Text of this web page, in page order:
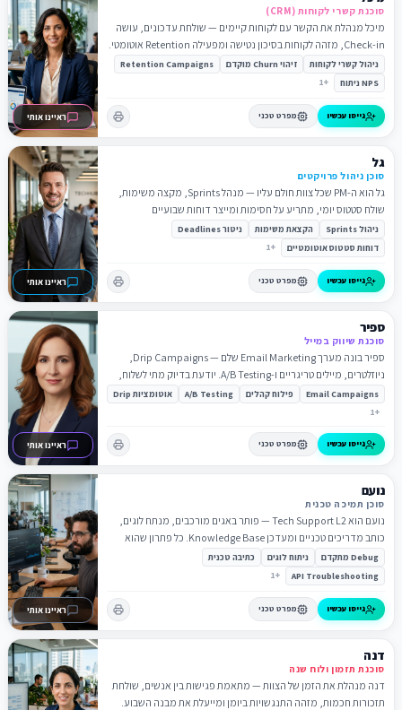
ראיינו אותי
סוכנת קשרי לקוחות (CRM)
מיכל מנהלת את הקשר עם לקוחות קיימים — שולחת עדכונים, עושה
Check-in, מזהה לקוחות בסיכון נטישה ומפעילה Retention אוטומטי.
ניהול קשרי לקוחות זיהוי Churn מוקדם
Retention Campaigns
NPS ניתוח
+
1
גייסו עכשיו מפרט טכני
ראיינו אותי
גל
סוכן ניהול פרויקטים
גל הוא ה-PM שכל צוות חולם עליו — מנהל Sprints, מקצה משימות,
שולח סטטוס יומי, מתריע על חסימות ומייצר דוחות שבועיים
אוטומטיים.
ניהול Sprints הקצאת משימות
ניטור Deadlines
דוחות סטטוס אוטומטיים
+
1
גייסו עכשיו מפרט טכני
ראיינו אותי
ספיר
סוכנת שיווק במייל
ספיר בונה מערך Email Marketing שלם — Drip Campaigns,
ניוזלטרים, מיילים טריגריים ו-A/B Testing. יודעת בדיוק מתי לשלוח,
למי, ומה לכתוב.
Email Campaigns פילוח קהלים A/B Testing
אוטומציות Drip
+
1
גייסו עכשיו מפרט טכני
ראיינו אותי
נועם
סוכן תמיכה טכנית
נועם הוא Tech Support L2 — פותר באגים מורכבים, מנתח לוגים,
כותב מדריכים טכניים ומעדכן Knowledge Base. כל פתרון שהוא
מגלה — נשמר.
Debug מתקדם ניתוח לוגים
כתיבה טכנית
API Troubleshooting
+
1
גייסו עכשיו מפרט טכני
דנה
סוכנת תזמון ולוח שנה
דנה מנהלת את הזמן של הצוות — מתאמת פגישות בין אנשים, שולחת
תזכורות חכמות, מזהה התנגשויות ביומן ומייעלת את מבנה השבוע.